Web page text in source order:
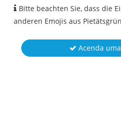
Bitte beachten Sie, dass die
anderen Emojis aus
Acenda